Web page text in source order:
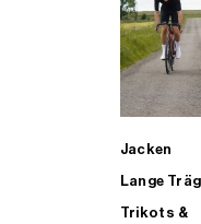
Jacken
Lange
Trikots &
ALLE